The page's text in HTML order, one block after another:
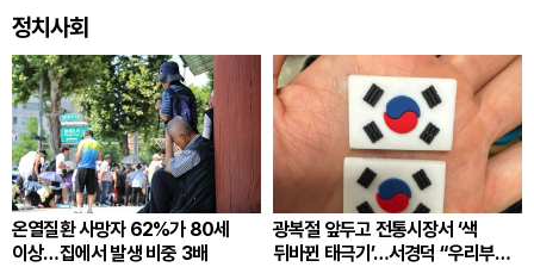
정치사회
온열질환 사망자 62%가 80세
이상…집에서 발생 비중 3배
광복절 앞두고 전통시장서 ‘색
뒤바뀐 태극기’…서경덕 “우리부터